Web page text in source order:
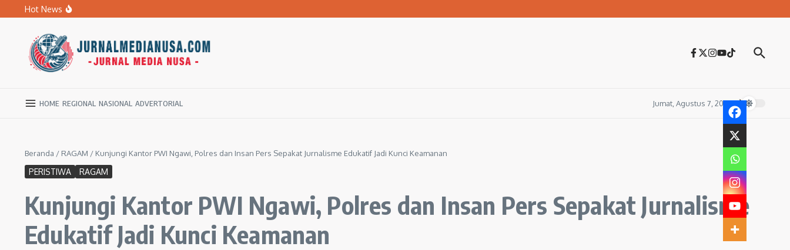
Lewati ke konten
Hot News
Kupas Pola Asuh Berbasis Otak Anak, SD Muhammadiyah 1 Ngawi Gelar Seminar Golden Parenting
HOME REGIONAL NASIONAL ADVERTORIAL Jumat, Agustus 7, 2026
Beranda / RAGAM / Kunjungi Kantor PWI Ngawi, Polres dan Insan Pers Sepakat Jurnalisme Edukatif Jadi Kunci Keamanan
PERISTIWA RAGAM
Kunjungi Kantor PWI Ngawi, Polres dan Insan Pers Sepakat Jurnalisme
Edukatif Jadi Kunci Keamanan